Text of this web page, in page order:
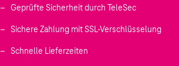
Geprüfte Sicherheit durch TeleSec
Sichere Zahlung mit SSL-Verschlüsselung
Schnelle Lieferzeiten